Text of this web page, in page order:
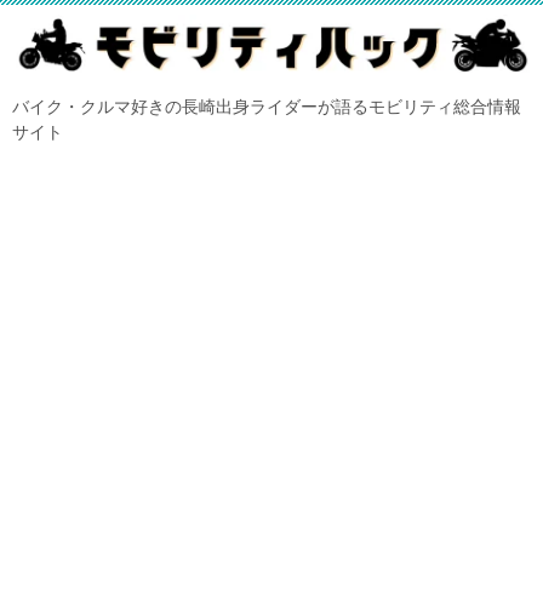
バイク・クルマ好きの長崎出身ライダーが語るモビリティ総合情報
サイト